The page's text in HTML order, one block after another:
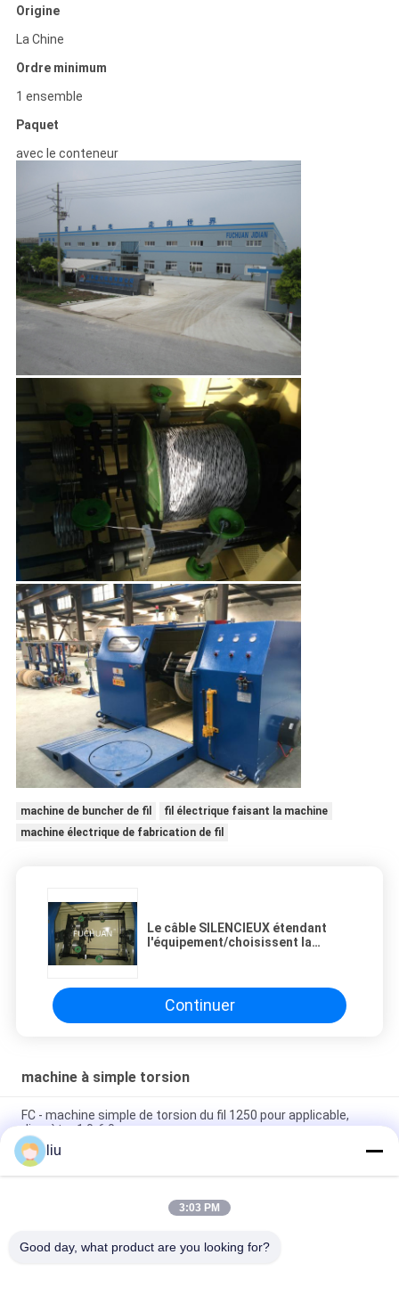
Origine
La Chine
Ordre minimum
1 ensemble
Paquet
avec le conteneur
machine de buncher de fil
fil électrique faisant la machine
machine électrique de fabrication de fil
Le câble SILENCIEUX étendant
l'équipement/choisissent la
Continuer
machine à simple torsion
FC - machine simple de torsion du fil 1250 pour applicable,
diamètre 1.0-6.0
Machine/câble de câble unique de câblage cuivre étendant le
diamètre 0.6-3mm de machine
Vue le diamètre externe maximum 25mm, 500rpm de torsion
liu
3:03 PM
Good day, what product are you looking for?